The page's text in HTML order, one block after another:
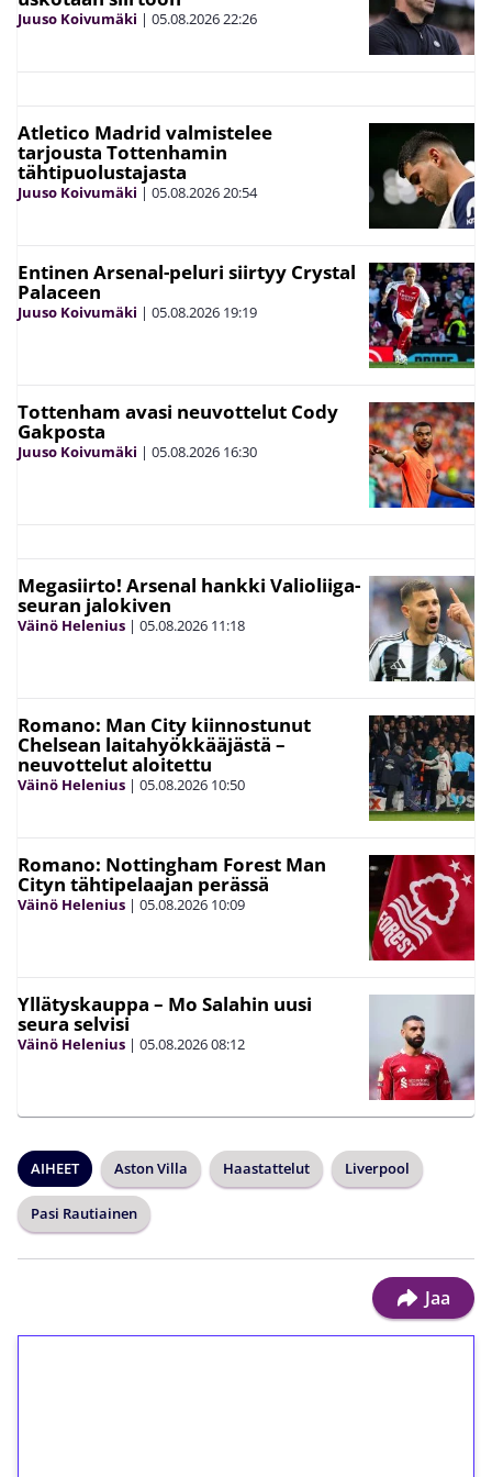
Juuso Koivumäki | 05.08.202622:26
Atletico Madrid valmistelee
tarjousta Tottenhamin
tähtipuolustajasta
Juuso Koivumäki | 05.08.202620:54
Entinen Arsenal-peluri siirtyy Crystal
Palaceen
Juuso Koivumäki | 05.08.2026 19:19
Tottenham avasi neuvottelut Cody
Gakposta
Juuso Koivumäki | 05.08.2026 16:30
Megasiirto! Arsenal hankki Valioliiga-
seuran jalokiven
Väinö Helenius | 05.08.2026 11:18
Romano: Man City kiinnostunut
Chelsean laitahyökkääjästä –
neuvottelut aloitettu
Väinö Helenius | 05.08.2026 10:50
Romano: Nottingham Forest Man
Cityn tähtipelaajan perässä
Väinö Helenius | 05.08.2026 10:09
Yllätyskauppa – Mo Salahin uusi
seura selvisi
Väinö Helenius | 05.08.202608:12
AIHEET Aston Villa Haastattelut Liverpool
Pasi Rautiainen
Jaa